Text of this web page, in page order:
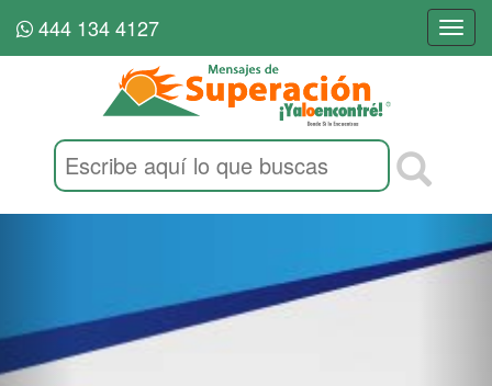
444 134 4127